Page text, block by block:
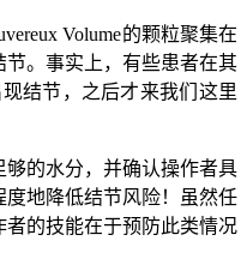
Volume的颗粒聚集在
。事实上，有些患者在其
结节，之后才来我们这里
的水分，并确认操作者具
地降低结节风险！虽然任
的技能在于预防此类情况